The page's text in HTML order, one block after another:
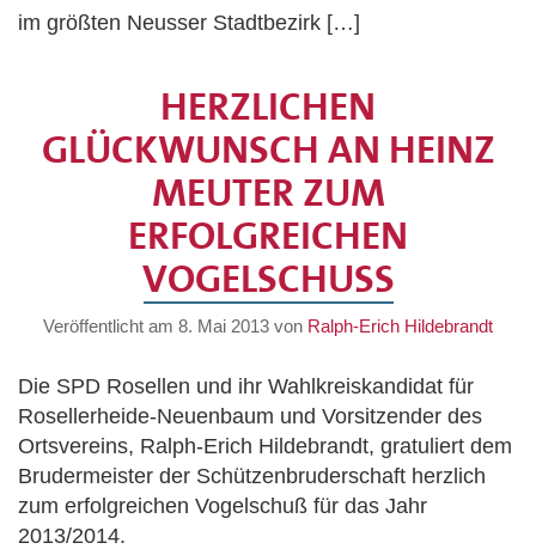
im größten Neusser Stadtbezirk […]
HERZLICHEN
GLÜCKWUNSCH AN HEINZ
MEUTER ZUM
ERFOLGREICHEN
VOGELSCHUSS
Veröffentlicht am 8. Mai 2013 von Ralph-Erich Hildebrandt
Die SPD Rosellen und ihr Wahlkreiskandidat für
Rosellerheide-Neuenbaum und Vorsitzender des
Ortsvereins, Ralph-Erich Hildebrandt, gratuliert dem
Brudermeister der Schützenbruderschaft herzlich
zum erfolgreichen Vogelschuß für das Jahr
2013/2014.